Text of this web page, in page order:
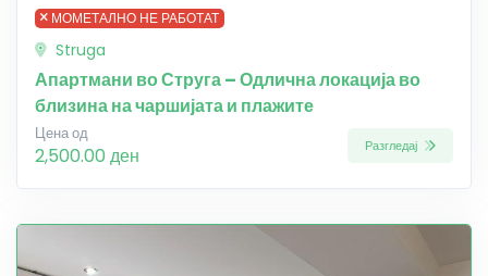
МОМЕТАЛНО НЕ РАБОТАТ
Struga
Апартмани во Струга – Одлична локација во
близина на чаршијата и плажите
Цена од
2,500.00 ден Разгледај